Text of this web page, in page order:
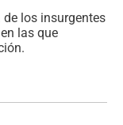
los insurgentes
las que